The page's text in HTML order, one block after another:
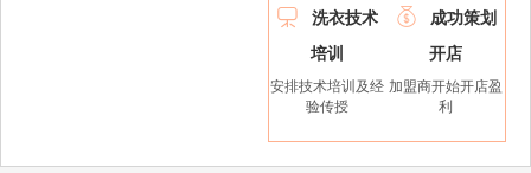

洗衣技术
培训
安排技术培训及经
验传授

成功策划
开店
加盟商开始开店盈
利